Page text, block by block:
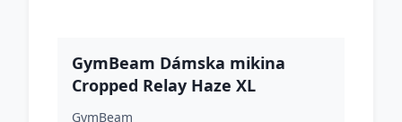
GymBeam Dámska mikina
Cropped Relay Haze XL
GymBeam